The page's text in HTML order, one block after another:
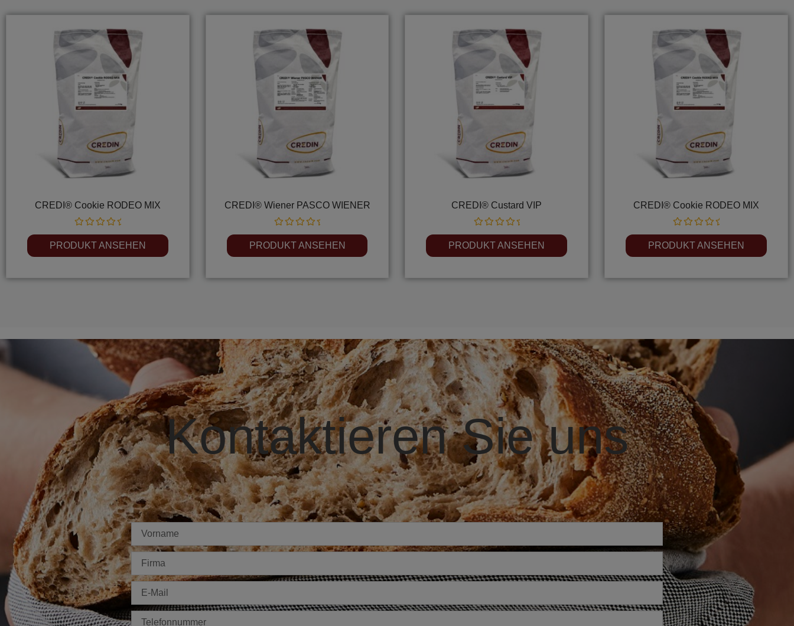
CREDI® Cookie RODEO MIX
Rated
0
out
of
PRODUKT ANSEHEN
CREDI® Wiener PASCO WIENER
Rated
0
out
of
PRODUKT ANSEHEN
CREDI® Custard VIP
Rated
0
out
of
PRODUKT ANSEHEN
CREDI® Cookie RODEO MIX
Rated
0
out
of
PRODUKT ANSEHEN
Kontaktieren Sie uns
Imię
Firma
E-
mail
Tel